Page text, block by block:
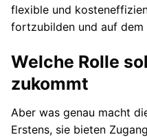
flexible und
fortzubilden und auf dem
Welche Rolle
zukommt
Aber was genau macht
Erstens, sie bieten